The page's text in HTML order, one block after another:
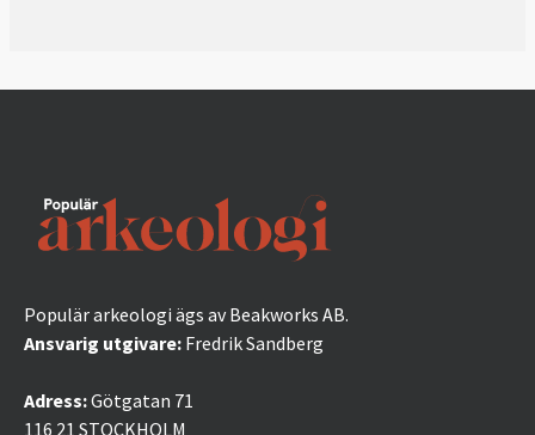
Populär arkeologi ägs av Beakworks AB.
Ansvarig utgivare: Fredrik Sandberg
Adress:Götgatan 71
116 21 STOCKHOLM